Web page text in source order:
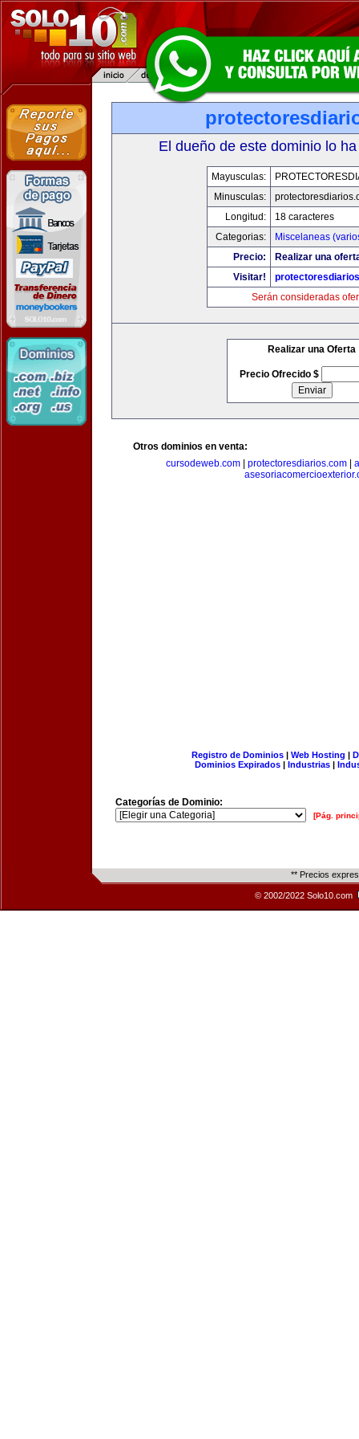
El dueño de este dominio lo
Mayusculas:
Minusculas:
Longitud:
18 caracteres
Categorias:
Miscelaneas
Precio:
Realizar una
Visitar!
Serán consideradas
Realizar una Oferta
Precio Ofrecido $
Otros dominios en venta:
cursodeweb.com
protectoresdiarios.com
Registro de Dominios| Web Hosting |
Dominios Expirados | Industrias |
Categorías de Dominio:
[Pág.
** Precios
© 2002/2022 Solo10.com